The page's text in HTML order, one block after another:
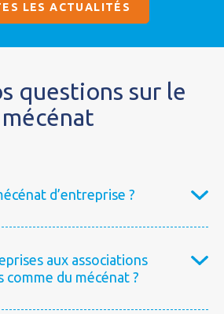
LES ACTUALITÉS
questions sur le
mécénat
d’entreprise ?
aux associations
comme du mécénat ?